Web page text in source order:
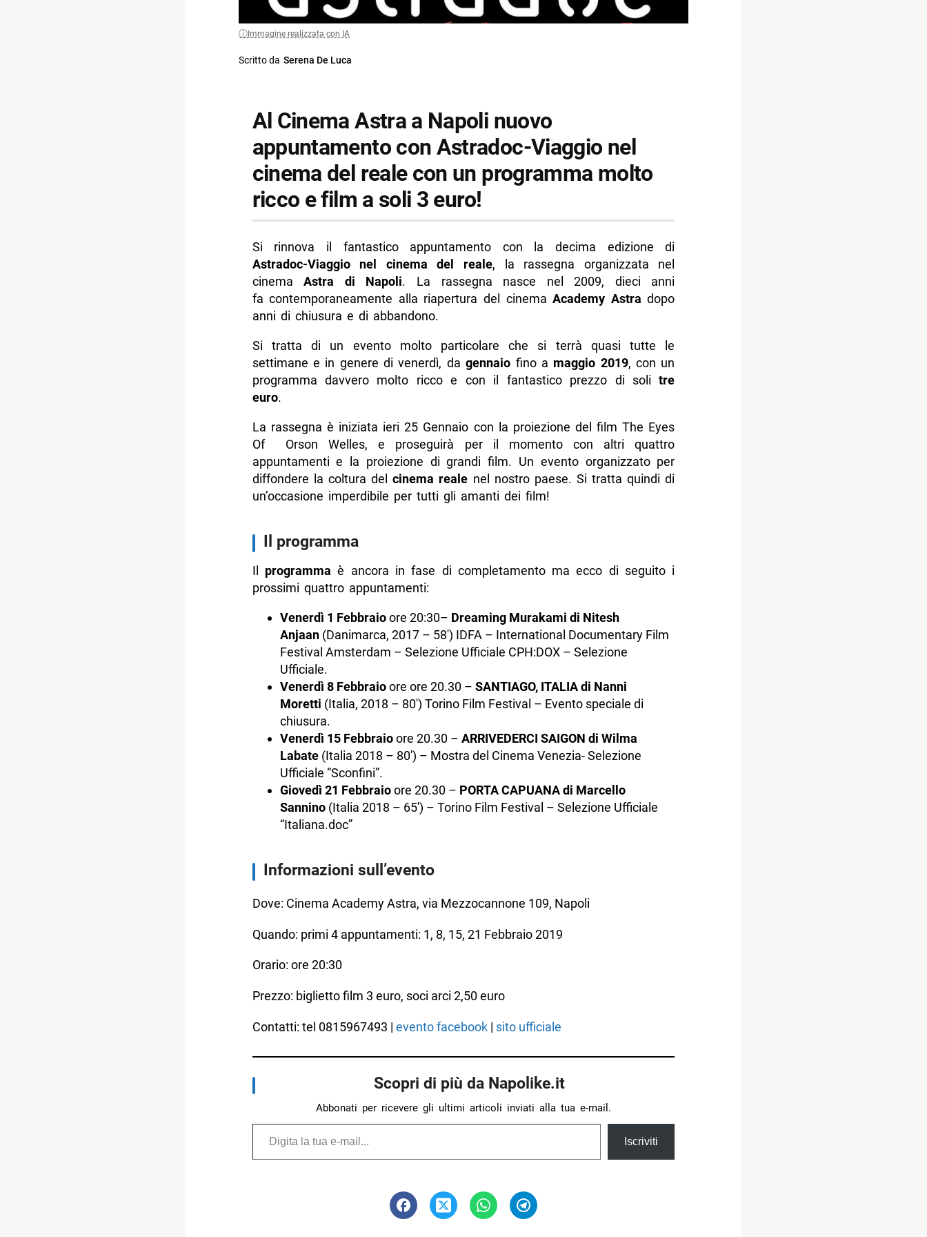
Immagine realizzata con IA
Scritto da Serena De Luca
Al Cinema Astra a Napoli nuovo
appuntamento con Astradoc-Viaggio nel
cinema del reale con un programma molto
ricco e film a soli 3 euro!
Si rinnova il fantastico appuntamento con la decima edizione di
Astradoc-Viaggio nel cinema del reale, la rassegna organizzata nel
cinemaAstra di Napoli. La rassegna nasce nel 2009, dieci anni
fa contemporaneamente alla riapertura del cinemaAcademy Astra dopo
anni di chiusura e di abbandono.
Si tratta di un evento molto particolare che si terrà quasi tutte le
settimane e in genere di venerdì, da gennaio fino a maggio 2019, con un
programma davvero molto ricco e con il fantastico prezzo di solitre
euro.
La rassegna è iniziata ieri 25 Gennaio con la proiezione del film The Eyes
Of Orson Welles, e proseguirà per il momento con altri quattro
appuntamenti e la proiezione di grandi film. Un evento organizzato per
diffondere la coltura delcinema reale nel nostro paese. Si tratta quindi di
un’occasione imperdibile per tutti gli amanti dei film!
Il programma
Il programma è ancora in fase di completamento ma ecco di seguito i
prossimi quattro appuntamenti:
Venerdì 1 Febbraioore 20:30– Dreaming Murakami di Nitesh
Anjaan(Danimarca, 2017 – 58′) IDFA – International Documentary Film
Festival Amsterdam – Selezione Ufficiale CPH:DOX – Selezione
Ufficiale.
Venerdì 8 Febbraioore ore 20.30 – SANTIAGO, ITALIA di Nanni
Moretti (Italia, 2018 – 80′) Torino Film Festival – Evento speciale di
chiusura.
Venerdì 15 Febbraioore 20.30 – ARRIVEDERCI SAIGON di Wilma
Labate (Italia 2018 – 80′) – Mostra del Cinema Venezia- Selezione
Ufficiale “Sconfini”.
Giovedì 21 Febbraioore 20.30 – PORTA CAPUANA di Marcello
Sannino(Italia 2018 – 65′) – Torino Film Festival – Selezione Ufficiale
“Italiana.doc”
Informazioni sull’evento
Dove: Cinema Academy Astra, via Mezzocannone 109, Napoli
Quando: primi 4 appuntamenti: 1, 8, 15, 21 Febbraio 2019
Orario: ore 20:30
Prezzo: biglietto film 3 euro, soci arci 2,50 euro
Contatti: tel 0815967493 | evento facebook| sito ufficiale
Scopri di più da Napolike.it
Abbonati per ricevere gli ultimi articoli inviati alla tua e-mail.
Digita la tua e-mail...
Iscriviti